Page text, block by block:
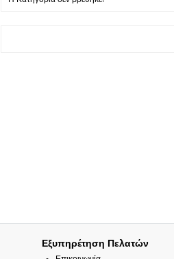
Εξυπηρέτηση Πελατών